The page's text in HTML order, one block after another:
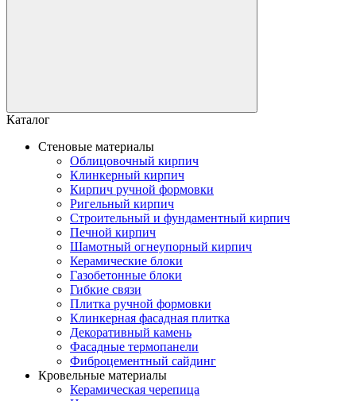
Каталог
Стеновые материалы
Облицовочный кирпич
Клинкерный кирпич
Кирпич ручной формовки
Ригельный кирпич
Строительный и фундаментный кирпич
Печной кирпич
Шамотный огнеупорный кирпич
Керамические блоки
Газобетонные блоки
Гибкие связи
Плитка ручной формовки
Клинкерная фасадная плитка
Декоративный камень
Фасадные термопанели
Фиброцементный сайдинг
Кровельные материалы
Керамическая черепица